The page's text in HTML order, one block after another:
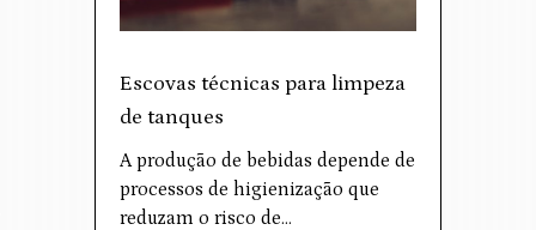
Escovas técnicas para limpeza
de tanques
A produção de bebidas depende de
processos de higienização que
reduzam o risco de…